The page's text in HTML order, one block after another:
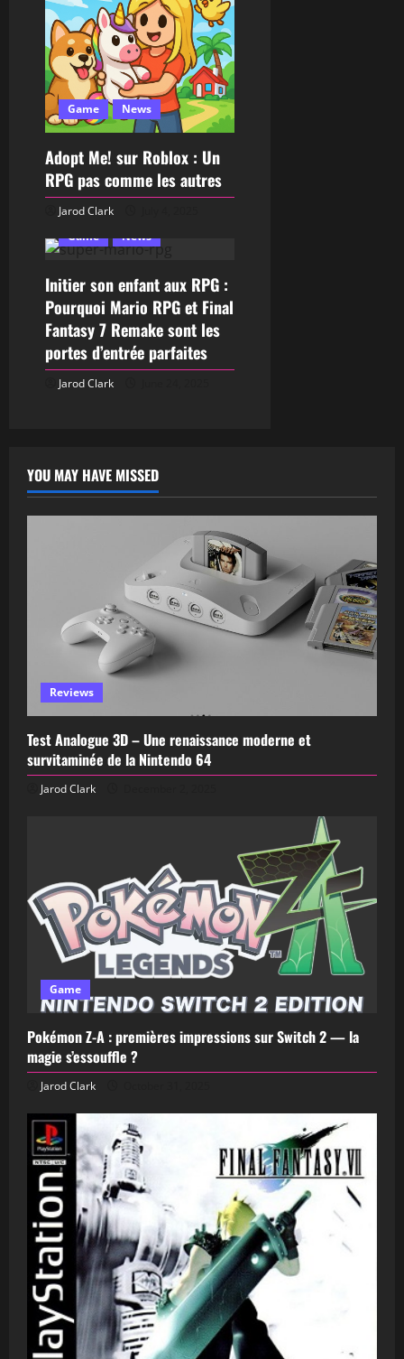
Game News
Adopt Me! sur Roblox : Un
RPG pas comme les autres
Jarod Clark
Game
News
Initier son enfant aux RPG :
Pourquoi Mario RPG et Final
Fantasy 7 Remake sont les
portes d’entrée parfaites
Jarod Clark
YOU MAY HAVE MISSED
Reviews
Test Analogue 3D – Une renaissance moderne et
survitaminée de la Nintendo 64
Jarod Clark
Game
Pokémon Z-A : premières impressions sur Switch 2 — la
magie s’essouffle ?
Jarod Clark